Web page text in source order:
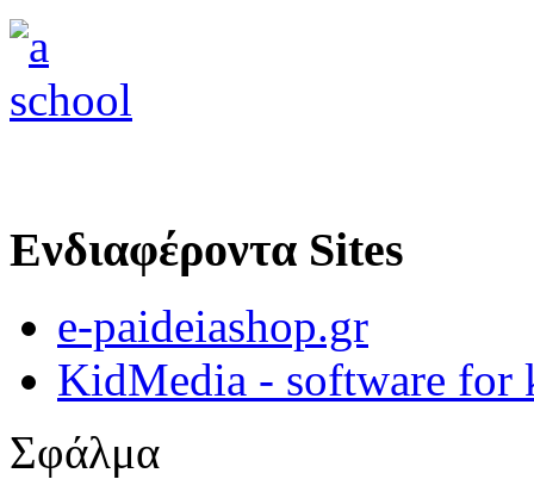
Ενδιαφέροντα Sites
e-paideiashop.gr
KidMedia - software for
Σφάλμα